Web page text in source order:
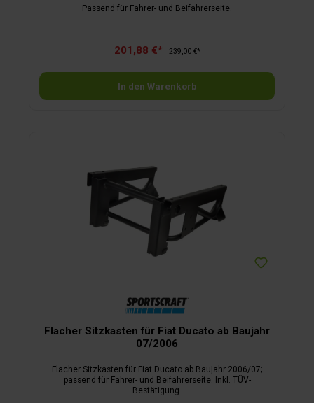
Passend für Fahrer- und Beifahrerseite.
201,88 €* 239,00 €*
In den Warenkorb
Flacher Sitzkasten für Fiat Ducato ab Baujahr
07/2006
Flacher Sitzkasten für Fiat Ducato ab Baujahr 2006/07;
passend für Fahrer- und Beifahrerseite. Inkl. TÜV-
Bestätigung.